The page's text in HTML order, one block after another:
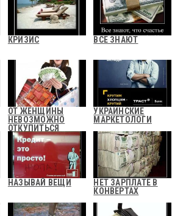
КРИЗИС ВСЕ ЗНАЮТ
ОТ ЖЕНЩИНЫ
НЕВОЗМОЖНО
ОТКУПИТЬСЯ
ДЕНЬГАМИ
УКРАИНСКИЕ
МАРКЕТОЛОГИ
НАЗЫВАЙ ВЕЩИ
НЕТ ЗАРПЛАТЕ В
КОНВЕРТАХ